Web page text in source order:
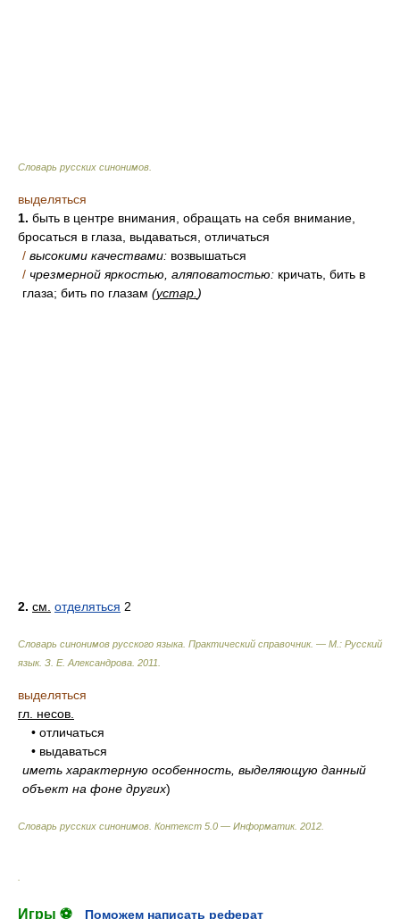
Словарь русских синонимов
выделяться
1. быть в центре внимания, обращать на себя внимание,
бросаться в глаза, выдаваться, отличаться
/ высокими качествами: возвышаться
/ чрезмерной яркостью, аляповатостью: кричать, бить в
глаза; бить по глазам (устар. )
2. см. отделяться 2
Словарь синонимов русского языка. Практический справочник. — М.: Русский
язык. З. Е. Александрова 2011
выделяться
гл. несов.
• отличаться
• выдаваться
иметь характерную особенность, выделяющую данный
объект на фоне других)
Словарь русских синонимов. Контекст 5.0 — Информатик. 2012
Игры ⚽ Поможем написать реферат